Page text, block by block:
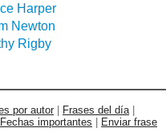
Harper
Newton
Rigby
por autor | Frases del día |
Fechas importantes | Enviar frase